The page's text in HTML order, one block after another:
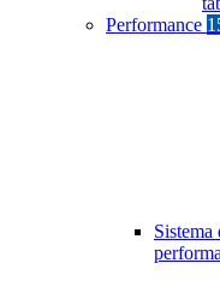
Performance